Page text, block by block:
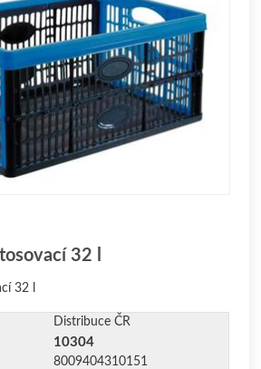
32 l
32 l
Distribuce ČR
10304
8009404310151